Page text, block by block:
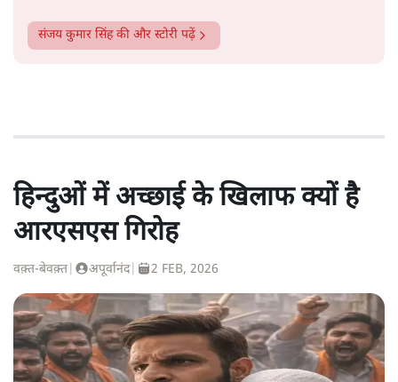
संजय कुमार सिंहकी और स्टोरी पढ़ें
हिन्दुओं में अच्छाई के खिलाफ क्यों है
आरएसएस गिरोह
वक़्त-बेवक़्त अपूर्वानंद| 2 FEB, 2026